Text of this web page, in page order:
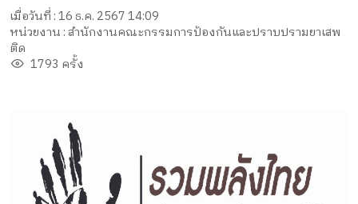
เมื่อวันที่ : 16 ธ.ค. 2567 14:09
หน่วยงาน : สำนักงานคณะกรรมการป้องกันและปราบปรามยาเสพ
ติด
1793 ครั้ง